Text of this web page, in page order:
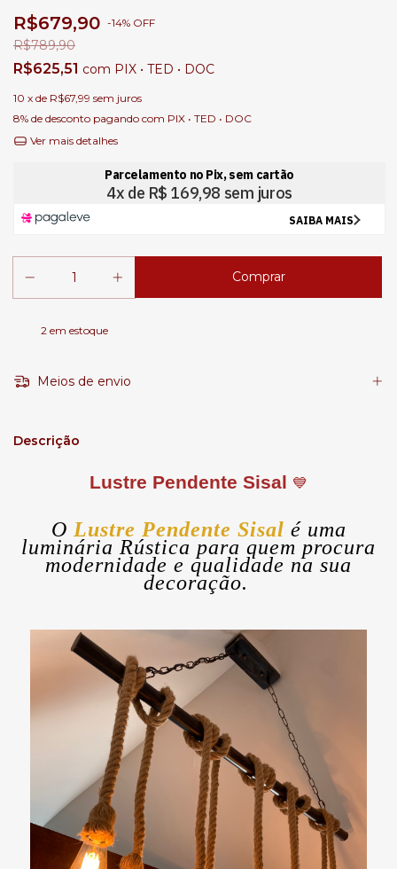
R$679,90 -14% OFF
R$789,90
R$625,51 com PIX • TED • DOC
10 x de R$67,99 sem juros
8% de desconto pagando com PIX • TED • DOC
Ver mais detalhes
2em estoque
Meios de envio
Descrição
Lustre Pendente Sisal 💙
O Lustre Pendente Sisal é uma
luminária Rústica para quem procura
modernidade e qualidade na sua
decoração.